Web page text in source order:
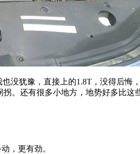
没犹豫，直接上的1.8T，没得后
。还有很多小地方，地势好多比
，更有劲。